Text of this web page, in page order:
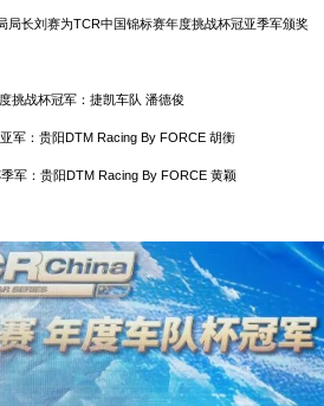
局长刘赛为TCR中国锦标赛年度挑战杯冠亚季军颁奖
挑战杯冠军：捷凯车队 潘德俊
军：贵阳DTM Racing By FORCE 胡衡
军：贵阳DTM Racing By FORCE 黄颖